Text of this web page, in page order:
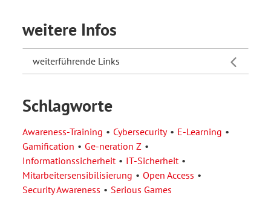
weitere Infos
weiterführende Links
Schlagworte
Awareness-Training Cybersecurity
E-Learning
Gamification
Ge-neration Z
Informationssicherheit
IT-Sicherheit
Mitarbeitersensibilisierung
Open Access
Security Awareness
Serious Games